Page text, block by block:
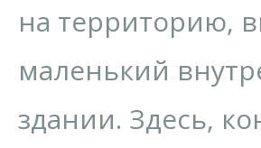
на территорию,
маленький
здании. Здесь,